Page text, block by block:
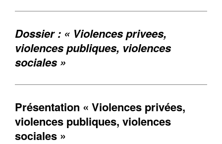
Dossier : « Violences privees,
violences publiques, violences
sociales »
Présentation « Violences privées,
violences publiques, violences
sociales »